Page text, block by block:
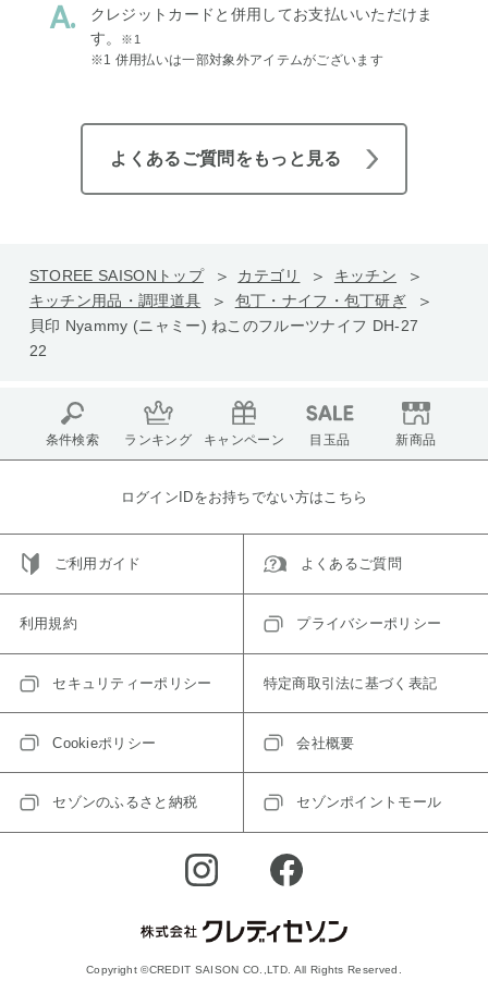
クレジットカードと併用してお支払いいただけま
す。
※1
※1 併用払いは一部対象外アイテムがございます
よくあるご質問をもっと見る
STOREE SAISONトップ カテゴリ
キッチン
キッチン用品・調理道具
包丁・ナイフ・包丁研ぎ
貝印 Nyammy (ニャミー) ねこのフルーツナイフ DH-27
22
条件検索 ランキング キャンペーン 目玉品 新商品
ログインIDをお持ちでない方はこちら
ご利用ガイド よくあるご質問
利用規約 プライバシーポリシー
セキュリティーポリシー 特定商取引法に基づく表記
Cookieポリシー 会社概要
セゾンのふるさと納税 セゾンポイントモール
Copyright ©CREDIT SAISON CO.,LTD. All Rights Reserved.